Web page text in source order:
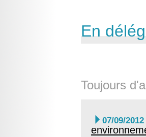
En
Toujours
 07/09/2012